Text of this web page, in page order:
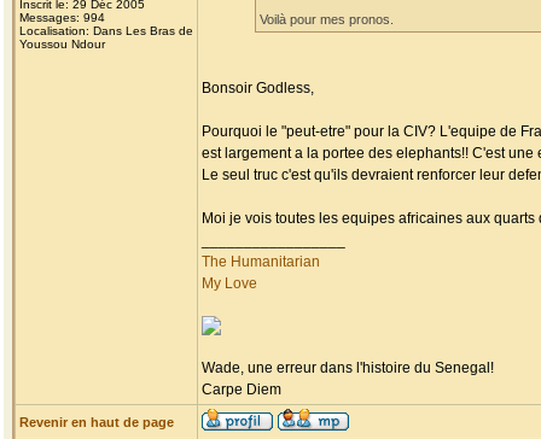
Inscrit le: 29 Déc 2005
Messages: 994
Localisation: Dans Les Bras de
Youssou Ndour
Voilà pour mes pronos.
Bonsoir Godless,
Pourquoi le "peut-etre" pour la CIV? L'equipe de
est largement a la portee des elephants!! C'est
Le seul truc c'est qu'ils devraient renforcer leur
Moi je vois toutes les equipes africaines aux
The Humanitarian
My Love
Wade, une erreur dans l'histoire du Senegal!
Carpe Diem
Revenir en haut de page